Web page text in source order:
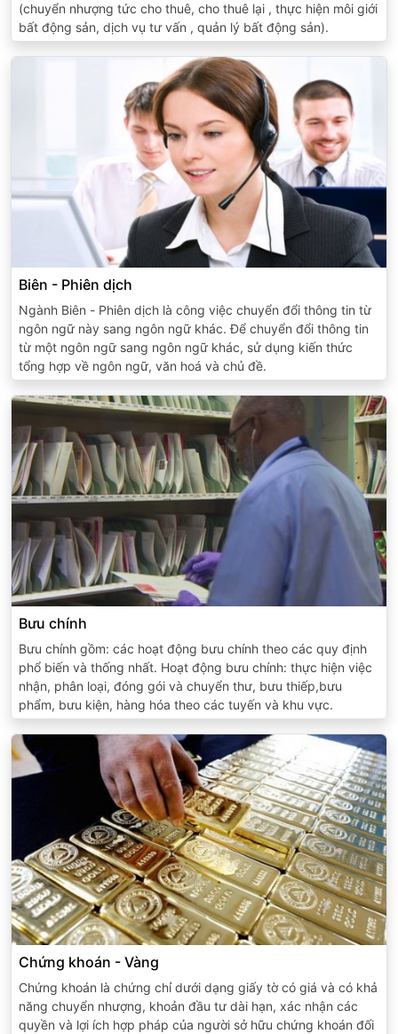
(chuyển nhượng tức cho thuê, cho thuê lại , thực hiện môi giới
bất động sản, dịch vụ tư vấn , quản lý bất động sản).
Biên - Phiên dịch
Ngành Biên - Phiên dịch là công việc chuyển đổi thông tin từ
ngôn ngữ này sang ngôn ngữ khác. Để chuyển đổi thông tin
từ một ngôn ngữ sang ngôn ngữ khác, sử dụng kiến thức
tổng hợp về ngôn ngữ, văn hoá và chủ đề.
Bưu chính
Bưu chính gồm: các hoạt động bưu chính theo các quy định
phổ biến và thống nhất. Hoạt động bưu chính: thực hiện việc
nhận, phân loại, đóng gói và chuyển thư, bưu thiếp,bưu
phẩm, bưu kiện, hàng hóa theo các tuyến và khu vực.
Chứng khoán - Vàng
Chứng khoán là chứng chỉ dưới dạng giấy tờ có giá và có khả
năng chuyển nhượng, khoản đầu tư dài hạn, xác nhận các
quyền và lợi ích hợp pháp của người sở hữu chứng khoán đối